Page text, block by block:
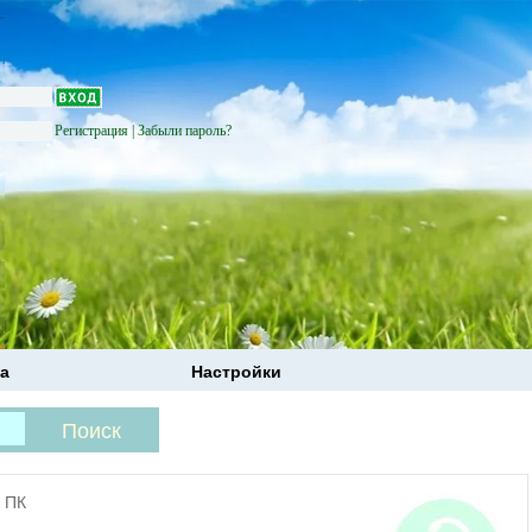
Регистрация |Забыли пароль?
Настройки
ПК